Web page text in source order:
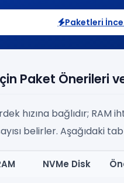
Paketleri
Paket Önerileri
hızına bağlıdır; RAM
belirler. Aşağıdaki
NVMe Disk